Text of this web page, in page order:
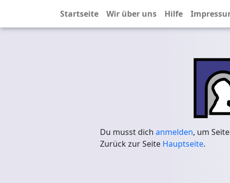
Startseite Wir über uns Hilfe
Du musst dich anmelden, um
Zurück zur Seite Hauptseite.